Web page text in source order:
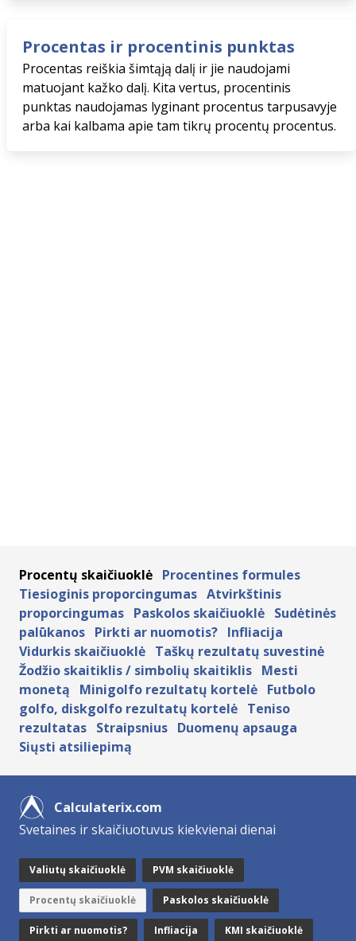
Procentas ir procentinis punktas
Procentas reiškia šimtąją dalį ir jie naudojami
matuojant kažko dalį. Kita vertus, procentinis
punktas naudojamas lyginant procentus tarpusavyje
arba kai kalbama apie tam tikrų procentų procentus.
Procentų skaičiuoklė Procentines formules
Tiesioginis proporcingumas Atvirkštinis
proporcingumas Paskolos skaičiuoklė Sudėtinės
palūkanos Pirkti ar nuomotis? Infliacija
Vidurkis skaičiuoklė Taškų rezultatų suvestinė
Žodžio skaitiklis / simbolių skaitiklis Mesti
monetą
Minigolfo rezultatų kortelė Futbolo
golfo, diskgolfo rezultatų kortelė Teniso
rezultatas Straipsnius Duomenų apsauga
Siųsti atsiliepimą
Calculaterix.com
Svetaines ir skaičiuotuvus kiekvienai dienai
Valiutų skaičiuoklė PVM skaičiuoklė
Procentų skaičiuoklė Paskolos skaičiuoklė
Pirkti ar nuomotis? Infliacija KMI skaičiuoklė